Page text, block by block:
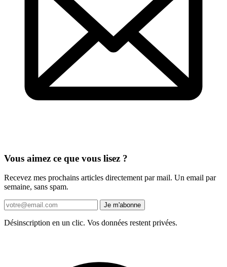
Vous aimez ce que vous lisez ?
Recevez mes prochains articles directement par mail. Un email par
semaine, sans spam.
Je m'abonne
Désinscription en un clic. Vos données restent privées.